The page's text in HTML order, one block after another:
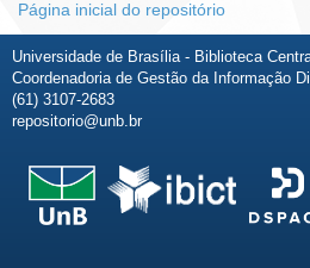
Página inicial do repositório
Universidade de Brasília - Biblioteca
Coordenadoria de Gestão da Informação
(61) 3107-2683
repositorio@unb.br